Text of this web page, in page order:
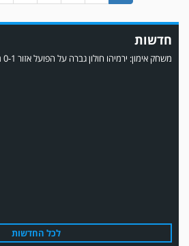
חדשות
משחק אימון: ירמיהו חולון גברה על הפועל אזור 0-1 משער של אחמד מצרי.
משחק אימון: הפועל אזור והפועל מרמורק סיימו בתוצאה
לכל החדשות